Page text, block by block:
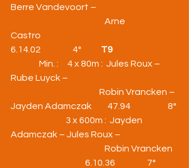
Berre Vandevoort –
Arne
Castro
6.14.02                  4° T9
Min. :     4 x 80m :  Jules Roux –
Rube Luyck –
Robin Vrancken –
Jayden Adamczak         47.94                     8°
3 x 600m :  Jayden
Adamczak – Jules Roux –
Robin Vrancken
6.10.36                  7°